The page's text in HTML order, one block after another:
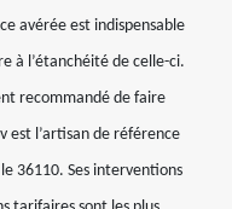
avérée est indispensable
à l’étanchéité de celle-ci.
recommandé de faire
est l’artisan de référence
36110. Ses interventions